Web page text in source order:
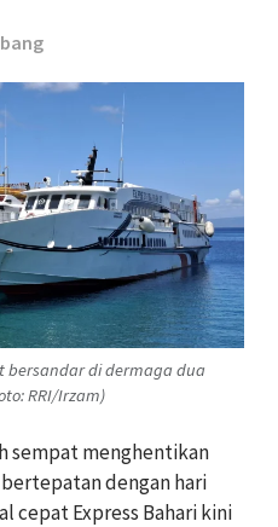
bersandar di dermaga dua
RRI/Irzam)
sempat menghentikan
dengan hari
cepat Express Bahari kini